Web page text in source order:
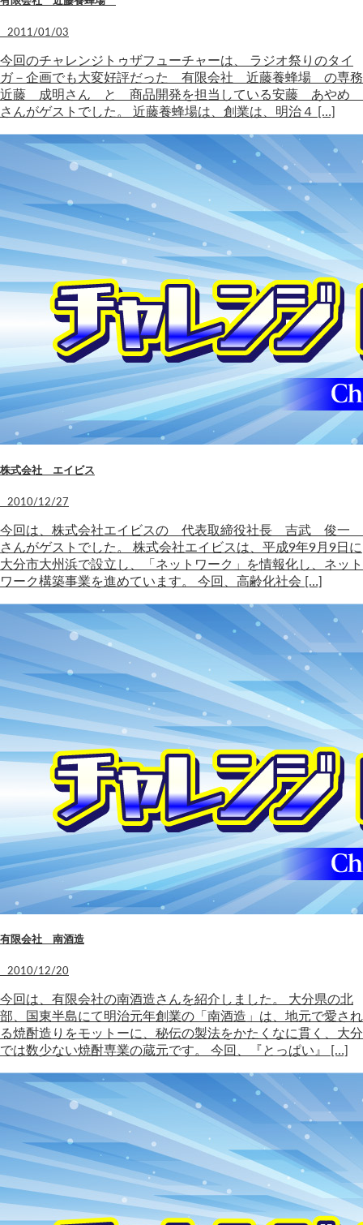
2011/01/03
今回のチャレンジトゥザフューチャーは、 ラジオ祭りのタイ
ガ－企画でも大変好評だった 有限会社 近藤養蜂場 の専務
近藤 成明さん と 商品開発を担当している安藤 あやめ
さんがゲストでした。 近藤養蜂場は、創業は、明治４ […]
株式会社 エイビス
2010/12/27
今回は、株式会社エイビスの 代表取締役社長 吉武 俊一
さんがゲストでした。 株式会社エイビスは、平成9年9月9日に
大分市大州浜で設立し、「ネットワーク」を情報化し、ネット
ワーク構築事業を進めています。 今回、高齢化社会 […]
有限会社 南酒造
2010/12/20
今回は、有限会社の南酒造さんを紹介しました。 大分県の北
部、国東半島にて明治元年創業の「南酒造」は、地元で愛され
る焼酎造りをモットーに、秘伝の製法をかたくなに貫く、大分
では数少ない焼酎専業の蔵元です。 今回、『とっぱい』 […]